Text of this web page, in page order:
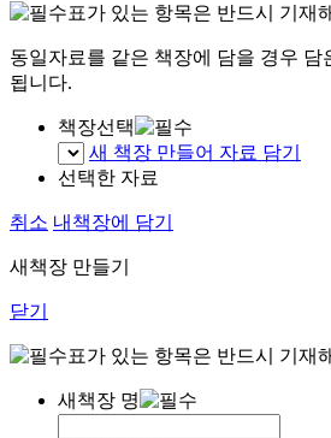
표가 있는 항목은 반드시 기재
동일자료를 같은 책장에 담을 경우 담
됩니다.
책장선택
새 책장 만들어 자료 담기
선택한 자료
취소 내책장에 담기
새책장 만들기
닫기
표가 있는 항목은 반드시 기재
새책장 명